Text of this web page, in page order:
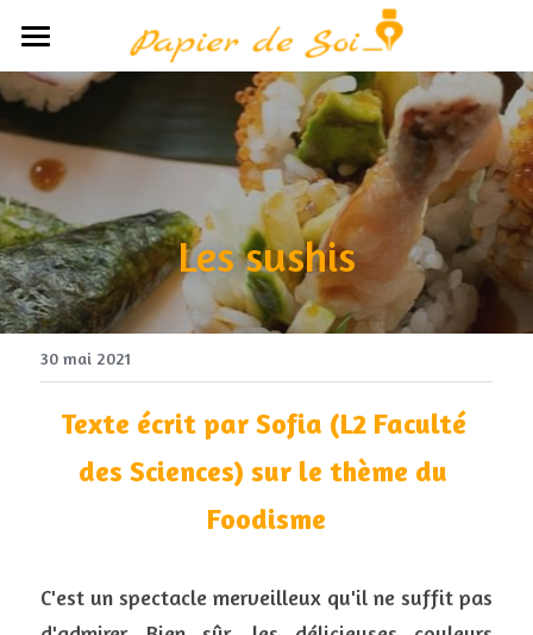
Accueil
Le concept
Participants
Partenaires
Médias
Boutique
POWERED BY
Les sushis
30 mai 2021
Texte écrit par Sofia (L2 Faculté
des Sciences) sur le thème du
Foodisme
C'est un spectacle merveilleux qu'il ne suffit pas
LES CATÉGORIES DE LA BOUTIQUE